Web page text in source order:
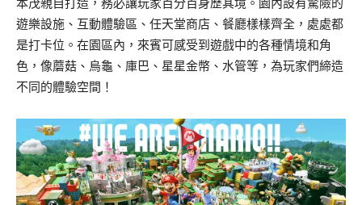
本茂親自打造，務必讓玩家百分百身歷其境。園內設有驚險的
遊樂設施、互動體驗區、任天堂商店、餐廳樣樣齊全，處處都
是打卡位。在園區內，來賓可感受到遊戲中的各種情境和角
色，像蘑菇、烏龜、庫巴、星星金幣、水管等，為玩家們締造
不同的體驗空間！